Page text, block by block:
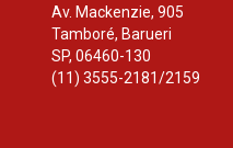
Av. Mackenzie, 905
Tamboré, Barueri
SP,06460-130
(11) 3555-2181/2159